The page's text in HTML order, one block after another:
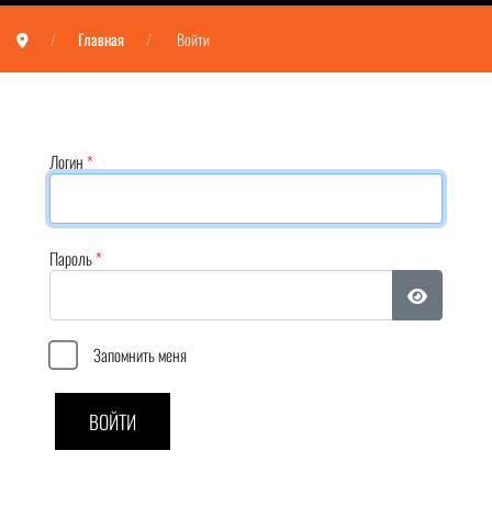
Главная Войти
Логин*
Пароль*
Показать
Запомнить меня
ВОЙТИ